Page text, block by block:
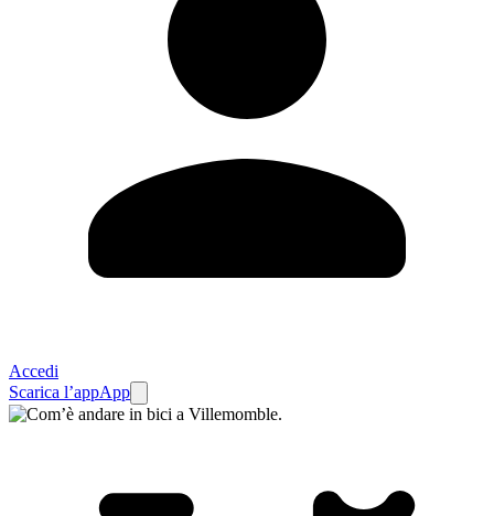
Accedi
Scarica l’appApp